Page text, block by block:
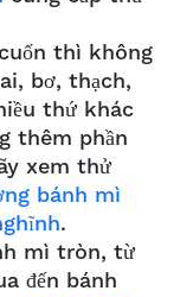
thì không
bơ, thạch,
thứ khác
thêm phần
xem thử
bánh mì
.
mì tròn, từ
đến bánh